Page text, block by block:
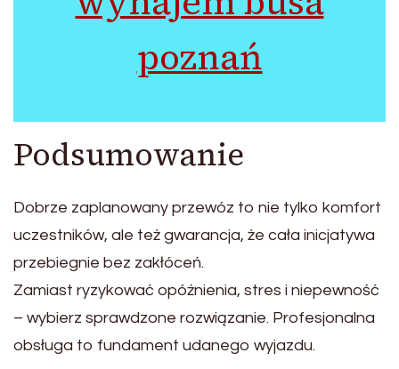
poznań
Podsumowanie
Dobrze zaplanowany przewóz to nie tylko komfort
uczestników, ale też gwarancja, że cała inicjatywa
przebiegnie bez zakłóceń.
Zamiast ryzykować opóźnienia, stres i niepewność
– wybierz sprawdzone rozwiązanie. Profesjonalna
obsługa to fundament udanego wyjazdu.